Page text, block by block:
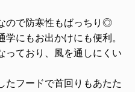
ので防寒性もばっちり◎
学にもお出かけにも便利。
っており、風を通しにくい
たフードで首回りもあたた